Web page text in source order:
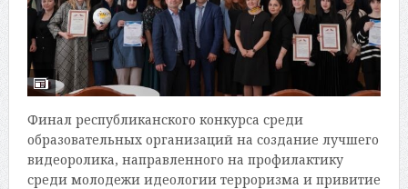
Финал республиканского конкурса среди
образовательных организаций на создание лучшего
видеоролика, направленного на профилактику
среди молодежи идеологии терроризма и привитие